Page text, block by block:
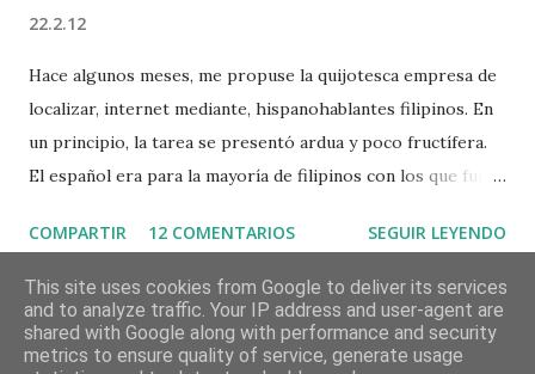
22.2.12
Hace algunos meses, me propuse la quijotesca empresa de
localizar, internet mediante, hispanohablantes filipinos. En
un principio, la tarea se presentó ardua y poco fructífera.
El español era para la mayoría de filipinos con los que fui a
palabras sueltas como "gracias" o "señor". Sin embargo,
poco a poco me fui topando con algunos isleños que
hablaban en mayor o menor medida el idioma castellano. A
pesar de ello, en la mayoría de casos, habían aprendido a
COMPARTIR 12 COMENTARIOS SEGUIR LEYENDO
This site uses cookies from Google to deliver its services
and to analyze traffic. Your IP address and user-agent are
shared with Google along with performance and security
metrics to ensure quality of service, generate usage